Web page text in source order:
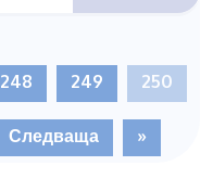
248 249 250
Следваща »